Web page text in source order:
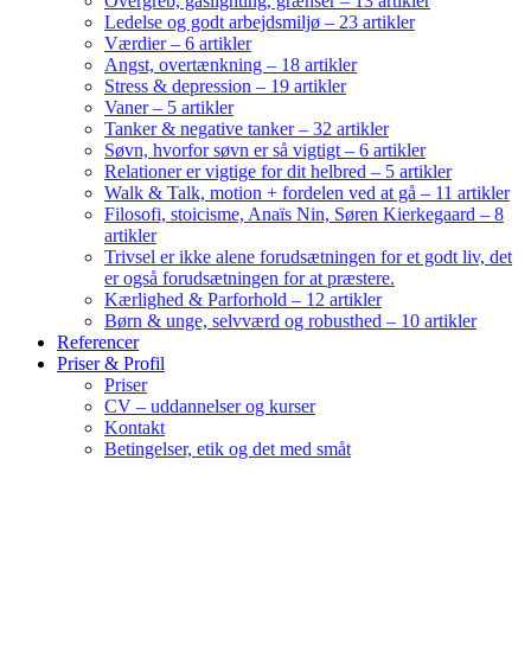
Ledelse og godt arbejdsmiljø – 23 artikler
Værdier – 6 artikler
Angst, overtænkning – 18 artikler
Stress & depression – 19 artikler
Vaner – 5 artikler
Tanker & negative tanker – 32 artikler
Søvn, hvorfor søvn er så vigtigt – 6 artikler
Relationer er vigtige for dit helbred – 5 artikler
Walk & Talk, motion + fordelen ved at gå – 11 artikler
Filosofi, stoicisme, Anaïs Nin, Søren Kierkegaard – 8
artikler
Trivsel er ikke alene forudsætningen for et godt liv, det
er også forudsætningen for at præstere.
Kærlighed & Parforhold – 12 artikler
Børn & unge, selvværd og robusthed – 10 artikler
Referencer
Priser & Profil
Priser
CV – uddannelser og kurser
Kontakt
Betingelser, etik og det med småt